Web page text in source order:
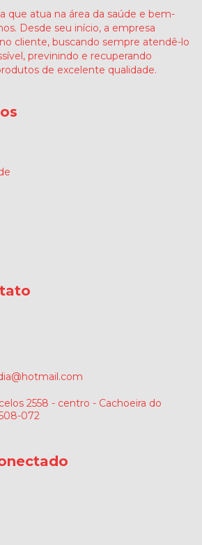
que atua na área da saúde e bem-
Desde seu início, a empresa
cliente, buscando sempre atendê-lo
previnindo e recuperando
de excelente qualidade.
2558 - centro - Cachoeira do
072